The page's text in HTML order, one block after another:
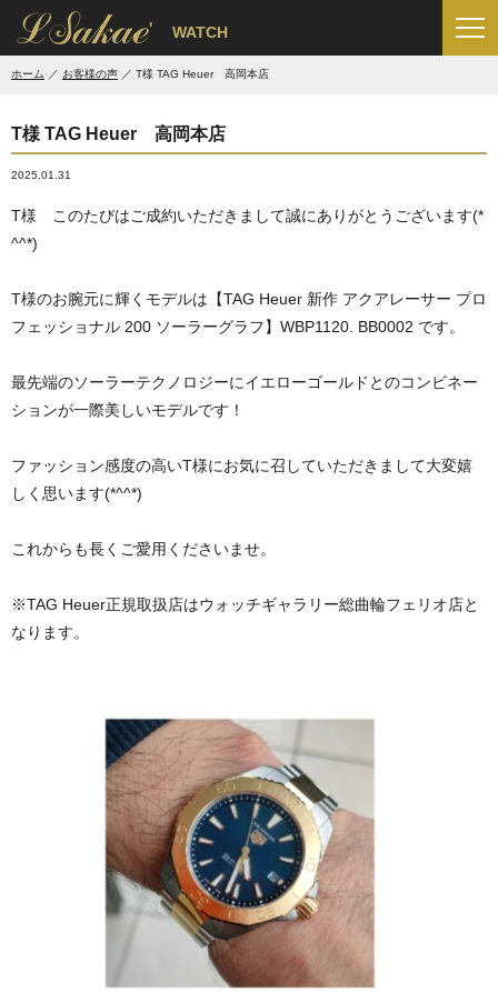
' WATCH
ホーム お客様の声 T様 TAG Heuer 高岡本店
T様 TAG Heuer 高岡本店
2025.01.31
T様 このたびはご成約いただきまして誠にありがとうございます(*
^^*)
T様のお腕元に輝くモデルは【TAG Heuer 新作 アクアレーサー プロ
フェッショナル 200 ソーラーグラフ】WBP1120. BB0002 です。
最先端のソーラーテクノロジーにイエローゴールドとのコンビネー
ションが一際美しいモデルです！
ファッション感度の高いT様にお気に召していただきまして大変嬉
しく思います(*^^*)
これからも長くご愛用くださいませ。
※TAG Heuer正規取扱店はウォッチギャラリー総曲輪フェリオ店と
なります。